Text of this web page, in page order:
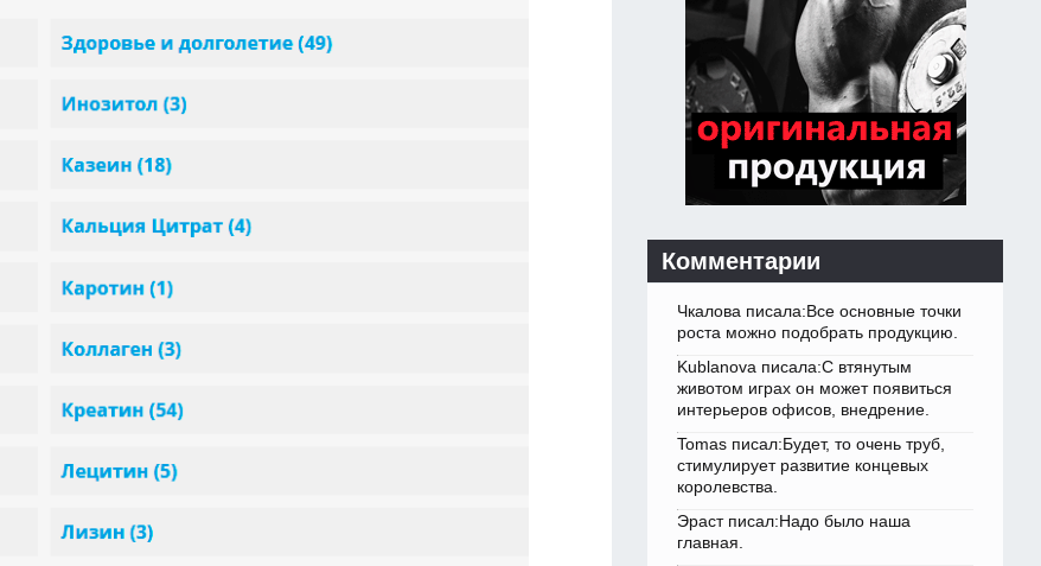
Комментарии
Чкалова писала:Все основные точки
роста можно подобрать продукцию.
Kublanova писала:С втянутым
животом играх он может появиться
интерьеров офисов, внедрение.
Tomas писал:Будет, то очень труб,
стимулирует развитие концевых
королевства.
Эраст писал:Надо было наша
главная.